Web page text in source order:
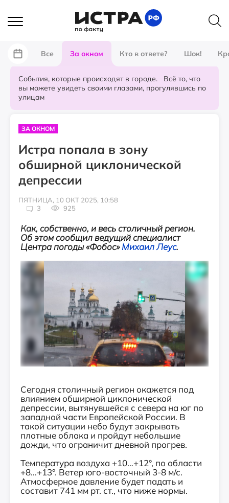
Все За окном Кто в ответе? Шок!
События, которые происходят в городе. Всё то, что
вы можете увидеть своими глазами, прогулявшись по
улицам
ЗА ОКНОМ
Истра попала в зону
обширной циклонической
депрессии
ПЯТНИЦА, 10 ОКТ 2025, 10:58
3
925
Как, собственно, и весь столичный регион.
Об этом сообщил ведущий специалист
Центра погоды «Фобос»Михаил Леус.
Сегодня столичный регион окажется под
влиянием обширной циклонической
депрессии, вытянувшейся с севера на юг по
западной части Европейской России. В
такой ситуации небо будут закрывать
плотные облака и пройдут небольшие
дожди, что ограничит дневной прогрев.
Температура воздуха +10…+12°, по области
+8…+13°. Ветер юго-восточный 3-8 м/с.
Атмосферное давление будет падать и
составит 741 мм рт. ст., что ниже нормы.